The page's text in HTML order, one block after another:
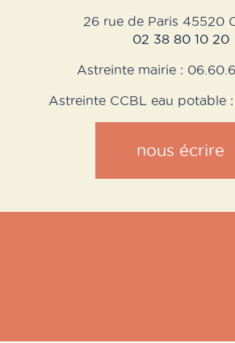
26 rue de Paris 45520
02 38 80 10 20
Astreinte mairie :
Astreinte CCBL eau potable :
nous écrire